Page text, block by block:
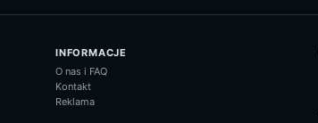
INFORMACJE
O nas i FAQ
Kontakt
Reklama